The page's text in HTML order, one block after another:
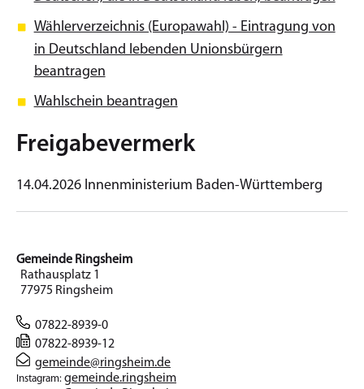
Wählerverzeichnis (Europawahl) - Eintragung von
in Deutschland lebenden Unionsbürgern
beantragen
Wahlschein beantragen
Freigabevermerk
14.04.2026 Innenministerium Baden-Württemberg
Gemeinde Ringsheim
Rathausplatz 1
77975 Ringsheim
07822-8939-0
07822-8939-12
gemeinde@ringsheim.de
Instagram: gemeinde.ringsheim